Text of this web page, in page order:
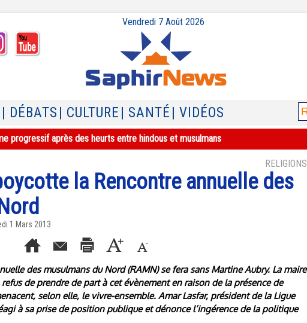
Vendredi 7 Août 2026
| DÉBATS | CULTURE | SANTÉ | VIDÉOS
progressif après des heurts entre hindous et musulmans
RELIGIONS
la Rencontre annuelle des
1 Mars 2013
des musulmans du Nord (RAMN) se fera sans Martine Aubry. La maire
de prendre de part à cet évènement en raison de la présence de
selon elle, le vivre-ensemble. Amar Lasfar, président de la Ligue
à sa prise de position publique et dénonce l’ingérence de la politique